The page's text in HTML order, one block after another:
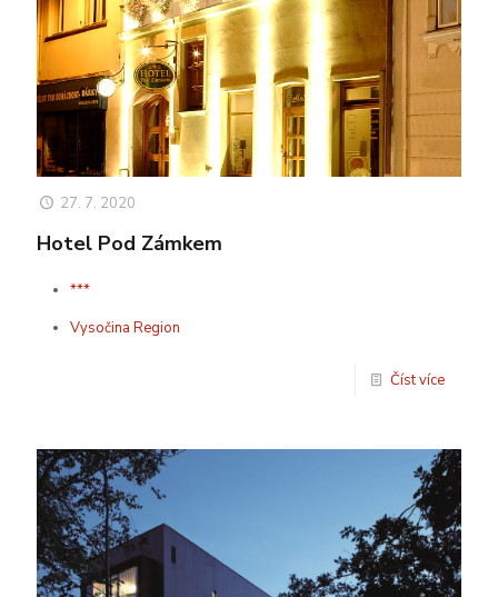
27. 7. 2020
Hotel Pod Zámkem
***
Vysočina Region
Číst více